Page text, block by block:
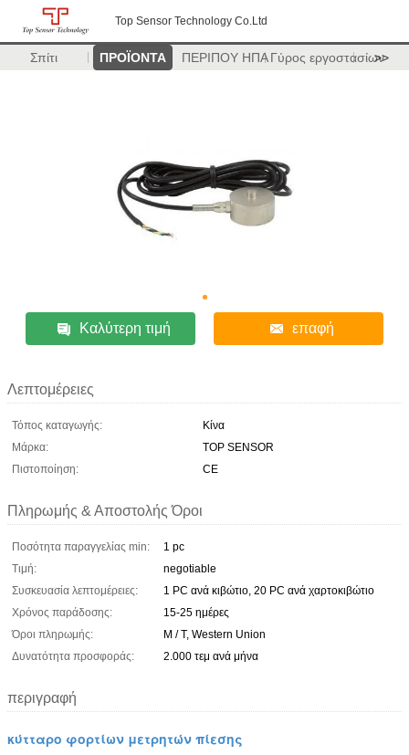
Top Sensor Technology Co.Ltd
Σπίτι ΠΡΟΪΟΝΤΑ ΠΕΡΙΠΟΥ ΗΠΑΓύρος εργοστασίων
>>
Καλύτερη τιμή επαφή
Λεπτομέρειες
Τόπος καταγωγής:
Κίνα
Μάρκα:
TOP SENSOR
Πιστοποίηση:
CE
Πληρωμής & Αποστολής Όροι
Ποσότητα παραγγελίας min:
1 pc
Τιμή:
negotiable
Συσκευασία λεπτομέρειες:
1 PC ανά κιβώτιο, 20 PC ανά χαρτοκιβώτιο
Χρόνος παράδοσης:
15-25 ημέρες
Όροι πληρωμής:
Μ / Τ, Western Union
Δυνατότητα προσφοράς:
2.000 τεμ ανά μήνα
περιγραφή
κύτταρο φορτίων μετρητών πίεσης